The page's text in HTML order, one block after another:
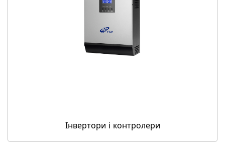
Інвертори і контролери